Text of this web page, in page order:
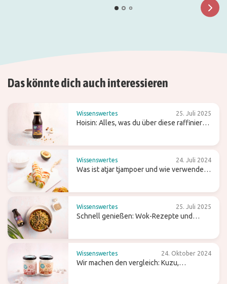
Das könnte dich auch interessieren
Wissenswertes 25. Juli 2025
Hoisin: Alles, was du über diese raffiniert
Wissenswertes 24. Juli 2024
Was ist atjar tjampoer und wie verwendest
Wissenswertes 25. Juli 2025
Schnell genießen: Wok-Rezepte und
Wissenswertes 24. Oktober 2024
Wir machen den vergleich: Kuzu,